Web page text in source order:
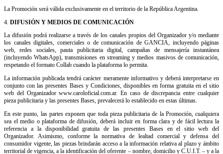
La Promoción será válida exclusivamente en el territorio de la República Argentina.
4. DIFUSIÓN Y MEDIOS DE COMUNICACIÓN
La difusión podrá realizarse a través de los canales propios del Organizador y/o mediante
los canales digitales, comerciales o de comunicación de GANCIA, incluyendo páginas
web, redes sociales, pauta publicitaria digital, campañas de mensajería instantánea
(incluyendo WhatsApp), transmisiones en streaming ymedios masivos de comunicación,
respetando el formato Collab cuando la plataforma lo permita.
La información publicada tendrá carácter meramente informativo y deberá interpretarse en
conjunto con las presentes Bases y Condiciones, disponibles en forma gratuita en el sitio
web del Organizador www.caroloficial.com.ar. En caso de discrepancia entre cualquier
pieza publicitaria y las presentes Bases, prevalecerá lo establecido en estas últimas.
En este punto, las partes exponen que toda pieza publicitaria de la Promoción, cualquiera
sea el medio o plataforma de difusión, deberá incluir en forma clara y de fácil lectura la
referencia a la disponibilidad gratuita de las presentes Bases en el sitio web del
Organizador. Asimismo, conforme la normativa de lealtad comercial y defensa del
consumidor vigente, las piezas brindarán acceso a la información relativa al plazo y ámbito
territorial de vigencia, a la identificación del oferente – nombre, domicilio y C.U.I.T. – y a la